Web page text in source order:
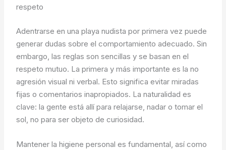
respeto
Adentrarse en una playa nudista por primera vez puede
generar dudas sobre el comportamiento adecuado. Sin
embargo, las reglas son sencillas y se basan en el
respeto mutuo. La primera y más importante es la no
agresión visual ni verbal. Esto significa evitar miradas
fijas o comentarios inapropiados. La naturalidad es
clave: la gente está allí para relajarse, nadar o tomar el
sol, no para ser objeto de curiosidad.
Mantener la higiene personal es fundamental, así como